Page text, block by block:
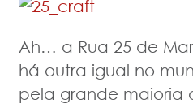
Ah… a Rua 25 de
há outra igual no
pela grande maioria